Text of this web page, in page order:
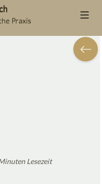
Praxis
Lesezeit